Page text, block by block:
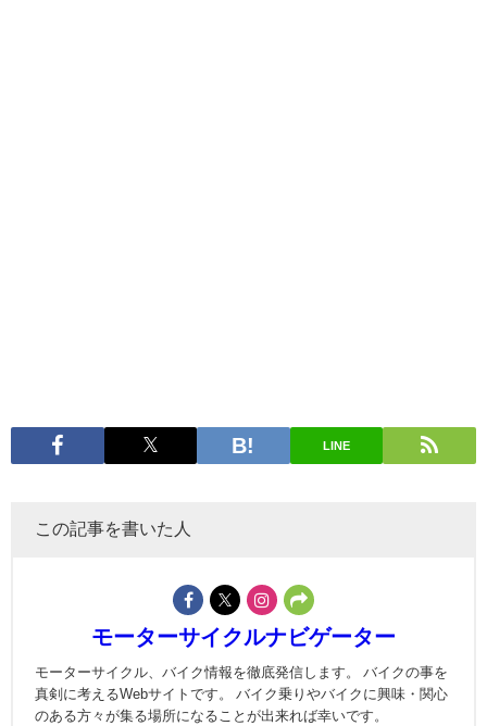
LINE
この記事を書いた人
モーターサイクルナビゲーター
モーターサイクル、バイク情報を徹底発信します。 バイクの事を
真剣に考えるWebサイトです。 バイク乗りやバイクに興味・関心
のある方々が集る場所になることが出来れば幸いです。